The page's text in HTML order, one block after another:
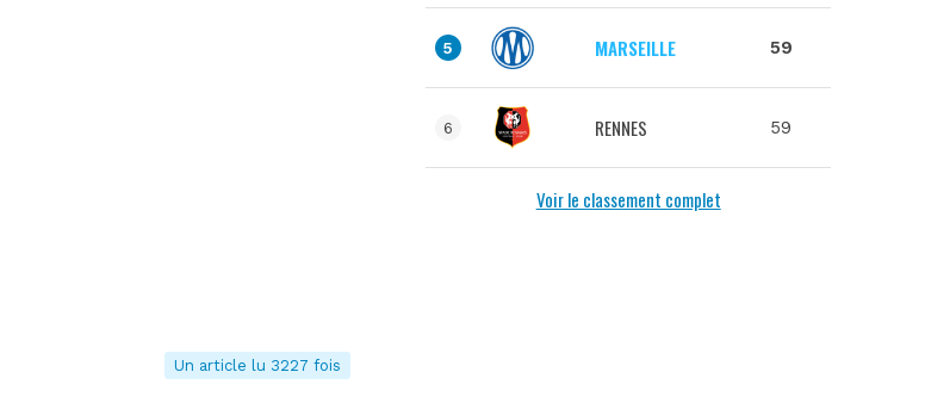
Un article lu 3227 fois
5 MARSEILLE 59
6 RENNES 59
Voir le classement complet